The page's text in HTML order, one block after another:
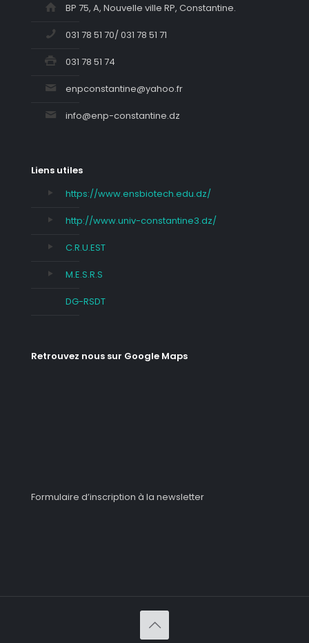
BP 75, A, Nouvelle ville RP, Constantine.
031 78 51 70/ 031 78 51 71
031 78 51 74
enpconstantine@yahoo.fr
info@enp-constantine.dz
Liens utiles
https://www.ensbiotech.edu.dz/
http://www.univ-constantine3.dz/
C.R.U.EST
M.E.S.R.S
DG-RSDT
Retrouvez nous sur Google Maps
Formulaire d’inscription à la newsletter